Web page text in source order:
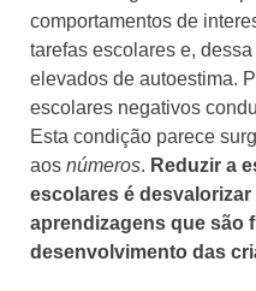
comportamentos de
tarefas escolares e,
elevados de autoestima.
escolares negativos
Esta condição parece
aos números. Reduzir a
escolares é
aprendizagens que são
desenvolvimento das